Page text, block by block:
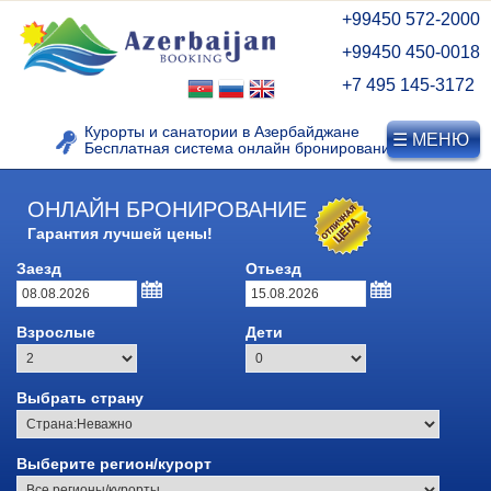
Курорты и санатории в Азербайджане
Бесплатная система онлайн бронирования
+99450 572-2000
+99450 450-0018
+7 495 145-3172
КУРОРТЫ АЗЕРБАЙДЖАНА
Видео о Нафталане
Азербайджана
Дуздаг, Нахичевань
Горнолыжные курорты
☰ МЕНЮ
ОНЛАЙН БРОНИРОВАНИЕ
Гарантия лучшей цены!
Заезд
Отьезд
Взрослые Дети
Выбрать страну
Выберите регион/курорт